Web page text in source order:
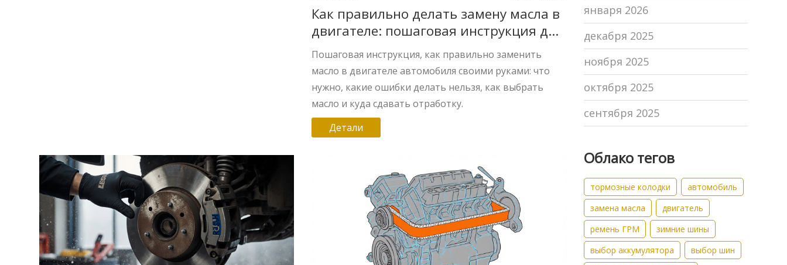
Как правильно делать замену масла в
двигателе: пошаговая инструкция для
автовладельцев
Пошаговая инструкция, как правильно заменить
масло в двигателе автомобиля своими руками: что
нужно, какие ошибки делать нельзя, как выбрать
масло и куда сдавать отработку.
Детали
января 2026
декабря 2025
ноября 2025
октября 2025
сентября 2025
Облако тегов
тормозные колодки
автомобиль
замена масла
двигатель
ремень ГРМ
зимние шины
выбор аккумулятора
выбор шин